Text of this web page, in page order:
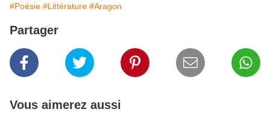
#Poésie #Littérature #Aragon
Partager
Vous aimerez aussi